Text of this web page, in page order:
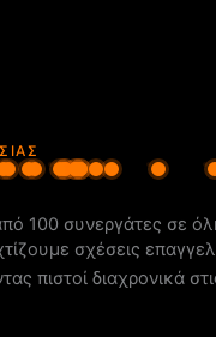
100 συνεργάτες σε
σχέσεις
πιστοί διαχρονικά